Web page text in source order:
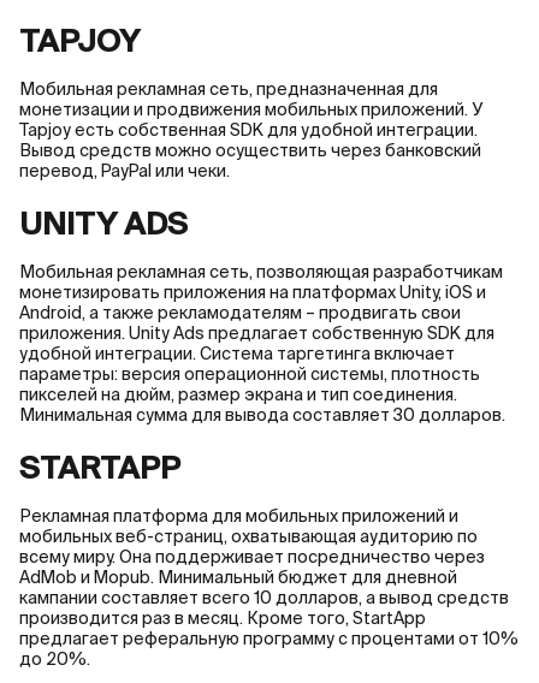
TAPJOY
Мобильная рекламная сеть, предназначенная для
монетизации и продвижения мобильных приложений. У
Tapjoy есть собственная SDK для удобной интеграции.
Вывод средств можно осуществить через банковский
перевод, PayPal или чеки.
UNITY ADS
Мобильная рекламная сеть, позволяющая разработчикам
монетизировать приложения на платформах Unity, iOS и
Android, а также рекламодателям – продвигать свои
приложения. Unity Ads предлагает собственную SDK для
удобной интеграции. Система таргетинга включает
параметры: версия операционной системы, плотность
пикселей на дюйм, размер экрана и тип соединения.
Минимальная сумма для вывода составляет 30 долларов.
STARTAPP
Рекламная платформа для мобильных приложений и
мобильных веб-страниц, охватывающая аудиторию по
всему миру. Она поддерживает посредничество через
AdMob и Mopub. Минимальный бюджет для дневной
кампании составляет всего 10 долларов, а вывод средств
производится раз в месяц. Кроме того, StartApp
предлагает реферальную программу с процентами от 10%
до 20%.